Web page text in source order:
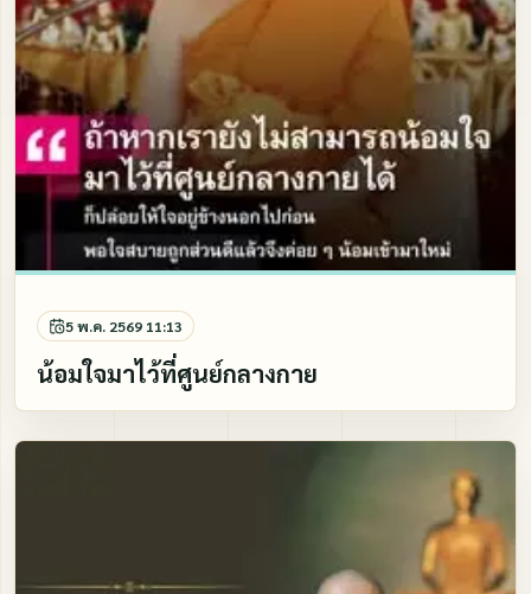
5 พ.ค. 2569 11:13
น้อมใจมาไว้ที่ศูนย์กลางกาย